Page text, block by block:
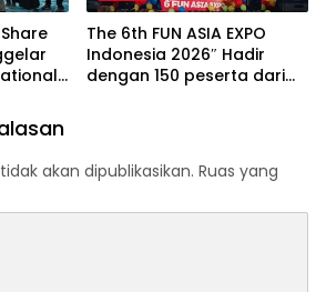
The 6th FUN ASIA EXPO
Indonesia 2026″ Hadir
dengan 150 peserta dari
di Tanah Air
akan dipublikasikan. Ruas yang